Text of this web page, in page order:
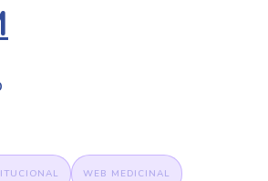
WEB MEDICINAL